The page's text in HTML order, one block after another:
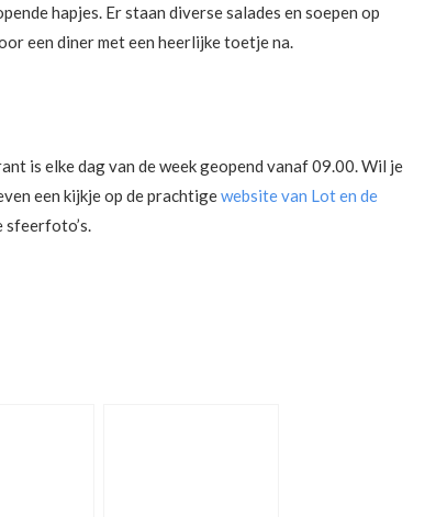
hapjes. Er staan diverse salades en soepen op
een diner met een heerlijke toetje na.
is elke dag van de week geopend vanaf 09.00. Wil je
een kijkje op de prachtigewebsite van Lot en de